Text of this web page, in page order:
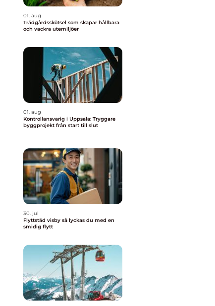
01. aug
Trädgårdsskötsel som skapar hållbara
och vackra utemiljöer
01. aug
Kontrollansvarig i Uppsala: Tryggare
byggprojekt från start till slut
30. jul
Flyttstäd visby så lyckas du med en
smidig flytt